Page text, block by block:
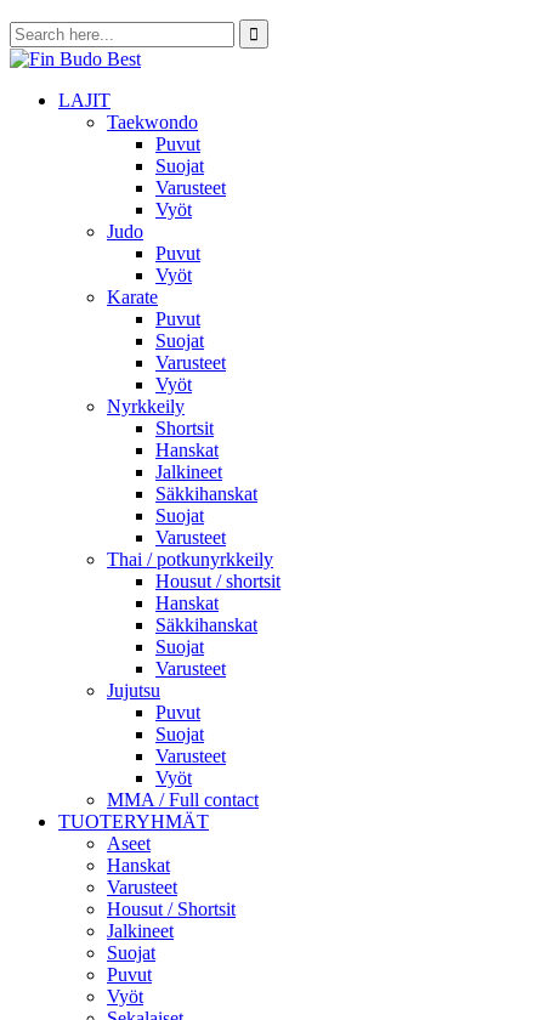
LAJIT
Taekwondo
Puvut
Suojat
Varusteet
Vyöt
Judo
Puvut
Vyöt
Karate
Puvut
Suojat
Varusteet
Vyöt
Nyrkkeily
Shortsit
Hanskat
Jalkineet
Säkkihanskat
Suojat
Varusteet
Thai / potkunyrkkeily
Housut / shortsit
Hanskat
Säkkihanskat
Suojat
Varusteet
Jujutsu
Puvut
Suojat
Varusteet
Vyöt
MMA / Full contact
TUOTERYHMÄT
Aseet
Hanskat
Varusteet
Housut / Shortsit
Jalkineet
Suojat
Puvut
Vyöt